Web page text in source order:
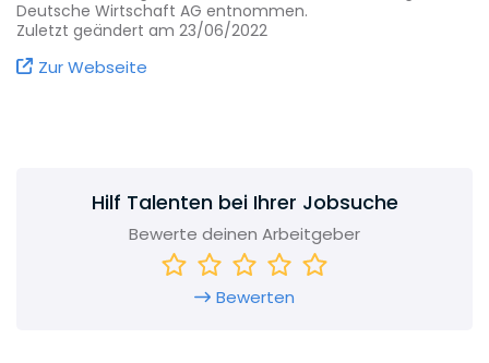
VNR auf einem Blick:
Familienunternehmen seit 1975
Gegründet von Norman Rentrop
130 Mio. Euro Jahresumsatz 2020
8-größter deutscher Fachverlag
Weltweit in 7 Ländern erfolgreich aktiv
Deutsche Wirtschaft AG entnommen.
Zuletzt geändert am 23/06/2022
Zur Webseite
Hilf Talenten bei Ihrer Jobsuche
Bewerte deinen Arbeitgeber
Bewerten